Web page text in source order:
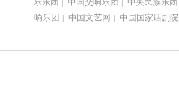
乐乐团
中国交响乐团 中央民族乐团
响乐团
中国文艺网 中国国家话剧院